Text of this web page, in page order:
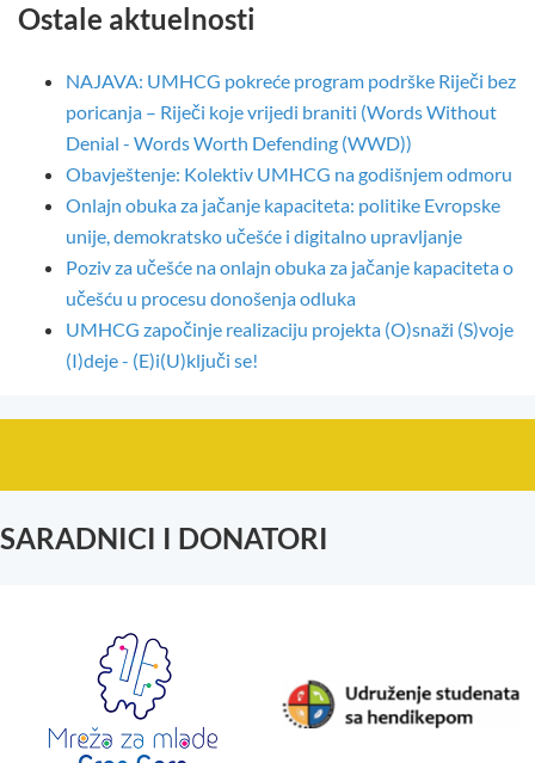
Ostale aktuelnosti
NAJAVA: UMHCG pokreće program podrške Riječi bez
poricanja – Riječi koje vrijedi braniti (Words Without
Denial - Words Worth Defending (WWD))
Obavještenje: Kolektiv UMHCG na godišnjem odmoru
Onlajn obuka za jačanje kapaciteta: politike Evropske
unije, demokratsko učešće i digitalno upravljanje
Poziv za učešće na onlajn obuka za jačanje kapaciteta o
učešću u procesu donošenja odluka
UMHCG započinje realizaciju projekta (O)snaži (S)voje
(I)deje - (E)i(U)ključi se!
SARADNICI I DONATORI